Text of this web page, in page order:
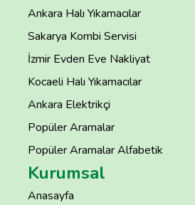
Ankara Halı Yıkamacılar
Sakarya Kombi Servisi
İzmir Evden Eve Nakliyat
Kocaeli Halı Yıkamacılar
Ankara Elektrikçi
Popüler Aramalar
Popüler Aramalar Alfabetik
Kurumsal
Anasayfa